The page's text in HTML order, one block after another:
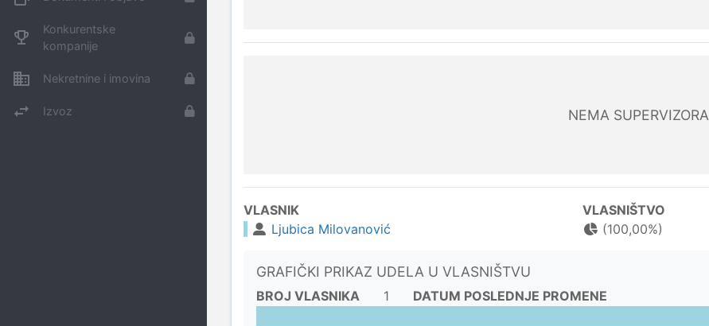
Konkurentske
kompanije
Nekretnine i imovina
Izvoz NEMA SUPERVIZORA
VLASNIK VLASNIŠTVO
Ljubica Milovanović
(100,00%)
GRAFIČKI PRIKAZ UDELA U VLASNIŠTVU
BROJ VLASNIKA 1 DATUM POSLEDNJE PROMENE